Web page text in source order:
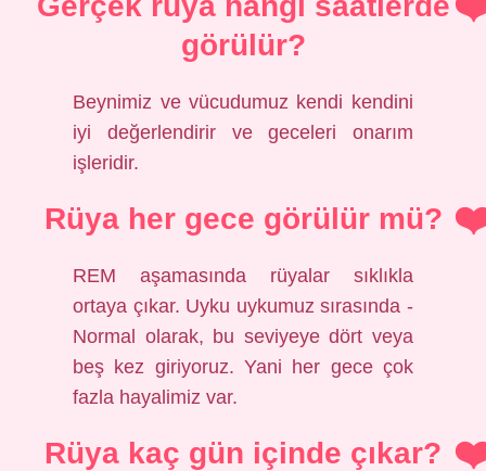
görülür?
Beynimiz ve vücudumuz kendi kendini
iyi değerlendirir ve geceleri onarım
işleridir.
Rüya her gece görülür mü?
REM aşamasında rüyalar sıklıkla
ortaya çıkar. Uyku uykumuz sırasında -
Normal olarak, bu seviyeye dört veya
beş kez giriyoruz. Yani her gece çok
fazla hayalimiz var.
Rüya kaç gün içinde çıkar?